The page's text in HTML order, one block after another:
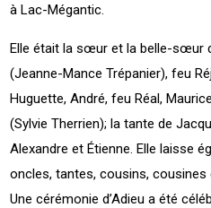
à Lac-Mégantic.
Elle était la sœur et la belle-sœur
(Jeanne-Mance Trépanier), feu
Huguette, André, feu Réal,
(Sylvie Therrien); la tante de
Alexandre et Étienne. Elle laisse
oncles, tantes, cousins, cousines
Une cérémonie d’Adieu a été